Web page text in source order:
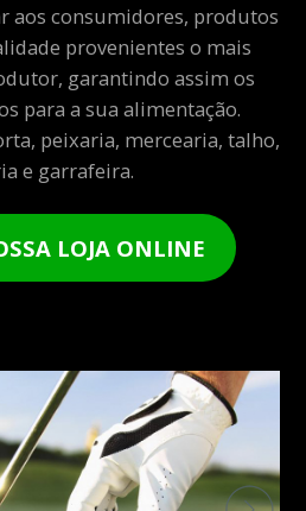
aos consumidores, produtos
provenientes o mais
garantindo assim os
para a sua alimentação.
peixaria, mercearia, talho,
e garrafeira.
LOJA ONLINE